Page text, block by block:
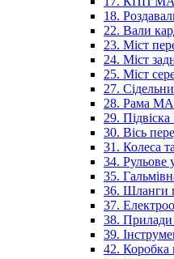
18.
22. Вали
23. Міст
24. Міст
25. Міст
27.
28. Рама
29.
30. Вісь
31. Колеса
34. Рульове
35.
36. Шланги
37.
38.
39.
42.